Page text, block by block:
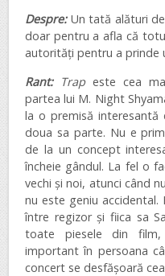
Despre:Un tată alături
doar pentru a afla că
autorități pentru a prinde
Rant: Trap este cea
partea lui M. Night
la o premisă
doua sa parte. Nu e
de la un concept
încheie gândul. La fel o
vechi și noi, atunci când
nu este geniu
între regizor și fiica sa
toate piesele din
important în persoana
concert se desfășoară